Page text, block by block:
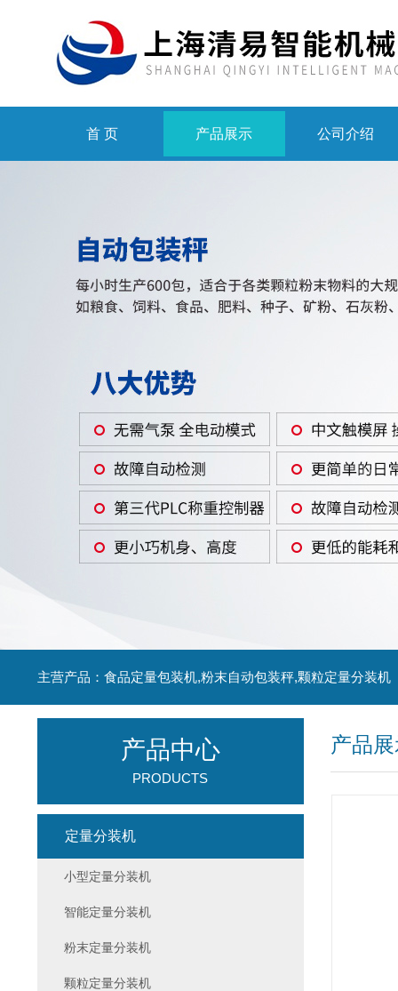
首 页 产品展示 公司介绍
主营产品：食品定量包装机,粉末自动包装秤,颗粒定量分装机
产品
产品中心
PRODUCTS
定量分装机
小型定量分装机
智能定量分装机
粉末定量分装机
颗粒定量分装机